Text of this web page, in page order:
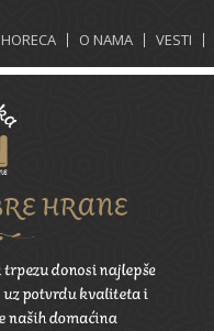
HORECA O NAMA VESTI